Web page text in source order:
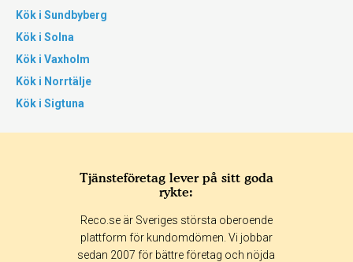
Kök i Sundbyberg
Kök i Solna
Kök i Vaxholm
Kök i Norrtälje
Kök i Sigtuna
Tjänsteföretag lever på sitt goda
rykte:
Reco.se är Sveriges största oberoende
plattform för kundomdömen. Vi jobbar
sedan 2007 för bättre företag och nöjda